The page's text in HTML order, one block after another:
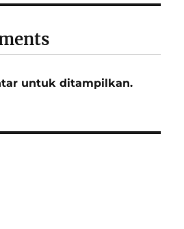
untuk ditampilkan.